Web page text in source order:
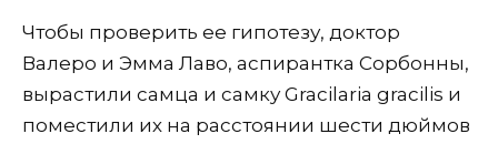
Чтобы проверить ее гипотезу, доктор
Валеро и Эмма Лаво, аспирантка Сорбонны,
вырастили самца и самку Gracilaria gracilis и
поместили их на расстоянии шести дюймов